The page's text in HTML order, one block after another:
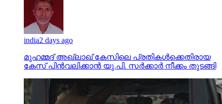
india2 days ago
മുഹമ്മദ് അഖ്‌ലാഖ് കേസിലെ പ്രതികള്‍ക്കെതിരായ
കേസ് പിന്‍വലിക്കാന്‍ യു.പി. സര്‍ക്കാര്‍ നീക്കം തുടങ്ങി